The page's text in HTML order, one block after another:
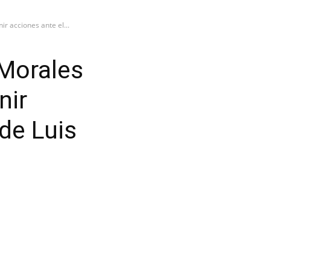
acciones ante el...
Luis